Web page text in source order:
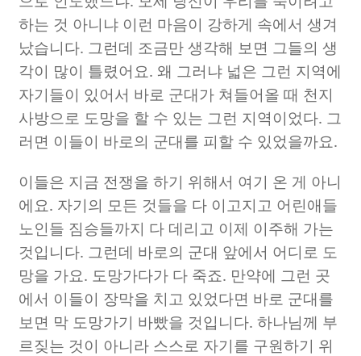
하는 것 아니냐 이런 마음이 강하게 속에서 생겨
났습니다. 그런데 조금만 생각해 보면 그들의 생
각이 많이 틀렸어요. 왜 그러냐 넓은 그런 지역에
자기들이 있어서 바로 군대가 쳐들어올 때 천지
사방으로 도망을 할 수 있는 그런 지역이었다. 그
러면 이들이 바로의 군대를 피할 수 있었을까요.
이들은 지금 전쟁을 하기 위해서 여기 온 게 아니
에요. 자기의 모든 것들을 다 이고지고 어린애들
노인들 짐승들까지 다 데리고 이제 이주해 가는
것입니다. 그런데 바로의 군대 앞에서 어디로 도
망을 가요. 도망가다가 다 죽죠. 만약에 그런 곳
에서 이들이 장막을 치고 있었다면 바로 군대를
보면 막 도망가기 바빴을 것입니다. 하나님께 부
르짖는 것이 아니라 스스로 자기를 구원하기 위